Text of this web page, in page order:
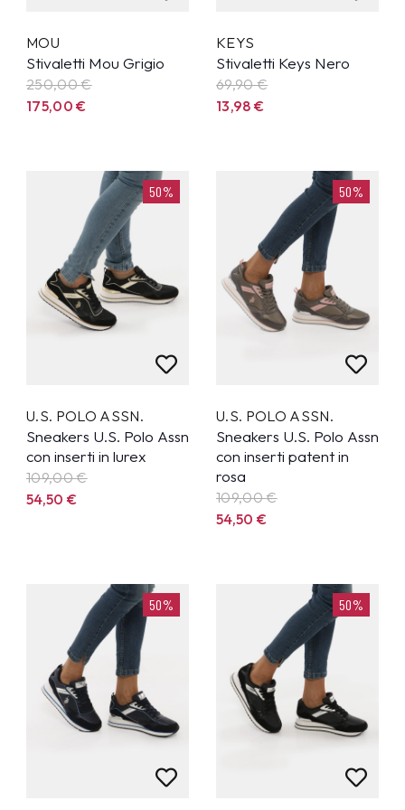
MOU
Stivaletti Mou Grigio
250,00€
175,00€
KEYS
Stivaletti Keys Nero
69,90€
13,98€
50%
U.S. POLO ASSN.
Sneakers U.S. Polo Assn
con inserti in lurex
109,00€
54,50€
50%
U.S. POLO ASSN.
Sneakers U.S. Polo Assn
con inserti patent in
rosa
109,00€
54,50€
50% 50%